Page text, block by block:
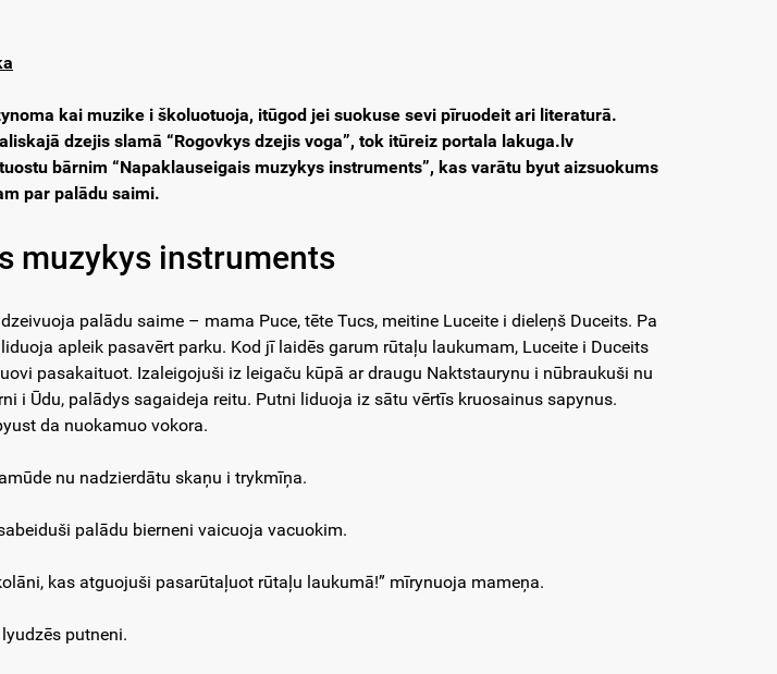
kai muzike i školuotuoja, itūgod jei suokuse sevi pīruodeit ari literaturā.
dzejis slamā “Rogovkys dzejis voga”, tok itūreiz portala lakuga.lv
bārnim “Napaklauseigais muzykys instruments”, kas varātu byut aizsuokums
par palādu saimi.
muzykys instruments
palādu saime – mama Puce, tēte Tucs, meitine Luceite i dieleņš Duceits. Pa
apleik pasavērt parku. Kod jī laidēs garum rūtaļu laukumam, Luceite i Duceits
pasakaituot. Izaleigojuši iz leigaču kūpā ar draugu Naktstaurynu i nūbraukuši nu
i Ūdu, palādys sagaideja reitu. Putni liduoja iz sātu vērtīs kruosainus sapynus.
da nuokamuo vokora.
nu nadzierdātu skaņu i trykmīņa.
palādu bierneni vaicuoja vacuokim.
kas atguojuši pasarūtaļuot rūtaļu laukumā!” mīrynuoja mameņa.
putneni.